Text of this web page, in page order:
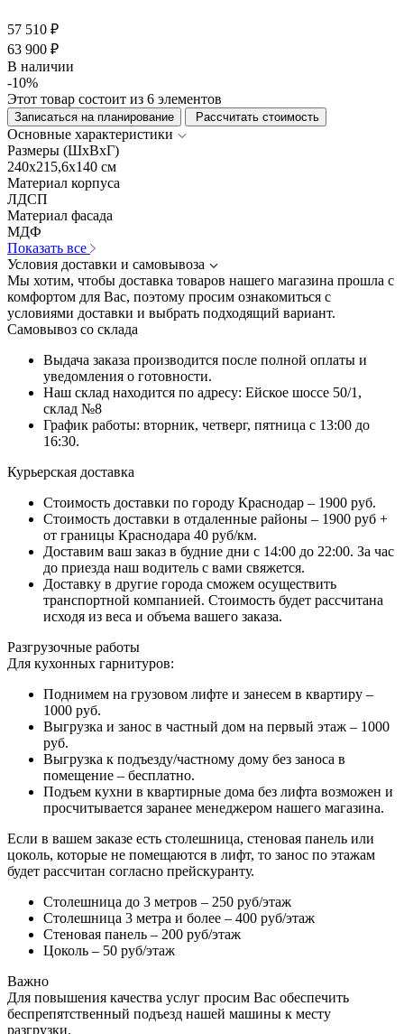
57 510 ₽
63 900 ₽
В наличии
-10%
Этот товар состоит из 6 элементов
Записаться на планирование Рассчитать стоимость
Основные характеристики
Размеры (ШхВхГ)
240x215,6x140 см
Материал корпуса
ЛДСП
Материал фасада
МДФ
Показать все
Условия доставки и самовывоза
Мы хотим, чтобы доставка товаров нашего магазина прошла с
комфортом для Вас, поэтому просим ознакомиться с
условиями доставки и выбрать подходящий вариант.
Самовывоз со склада
Выдача заказа производится после полной оплаты и
уведомления о готовности.
Наш склад находится по адресу: Ейское шоссе 50/1,
склад №8
График работы: вторник, четверг, пятница с 13:00 до
16:30.
Курьерская доставка
Стоимость доставки по городу Краснодар – 1900 руб.
Стоимость доставки в отдаленные районы – 1900 руб +
от границы Краснодара 40 руб/км.
Доставим ваш заказ в будние дни с 14:00 до 22:00. За час
до приезда наш водитель с вами свяжется.
Доставку в другие города сможем осуществить
транспортной компанией. Стоимость будет рассчитана
исходя из веса и объема вашего заказа.
Разгрузочные работы
Для кухонных гарнитуров:
Поднимем на грузовом лифте и занесем в квартиру –
1000 руб.
Выгрузка и занос в частный дом на первый этаж – 1000
руб.
Выгрузка к подъезду/частному дому без заноса в
помещение – бесплатно.
Подъем кухни в квартирные дома без лифта возможен и
просчитывается заранее менеджером нашего магазина.
Если в вашем заказе есть столешница, стеновая панель или
цоколь, которые не помещаются в лифт, то занос по этажам
будет рассчитан согласно прейскуранту.
Столешница до 3 метров – 250 руб/этаж
Столешница 3 метра и более – 400 руб/этаж
Стеновая панель – 200 руб/этаж
Цоколь – 50 руб/этаж
Важно
Для повышения качества услуг просим Вас обеспечить
беспрепятственный подъезд нашей машины к месту
разгрузки.